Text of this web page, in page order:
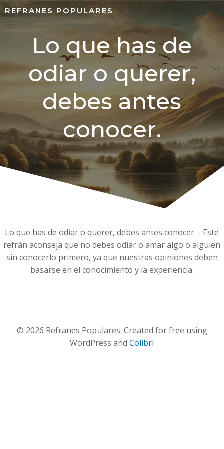
REFRANES POPULARES
Lo que has de
odiar o querer,
debes antes
conocer.
Lo que has de odiar o querer, debes antes conocer – Este
refrán aconseja que no debes odiar o amar algo o alguien
sin conocerlo primero, ya que nuestras opiniones deben
basarse en el conocimiento y la experiencia.
© 2026 Refranes Populares. Created for free using
WordPress and Colibri